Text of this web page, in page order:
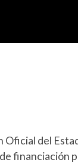
Oficial del
financiación